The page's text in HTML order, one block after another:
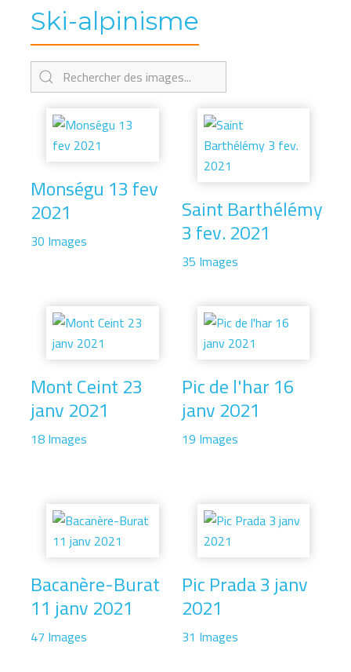
Ski-alpinisme
Monségu 13 fev
2021
30 Images
Saint Barthélémy
3 fev. 2021
35 Images
Mont Ceint 23
janv 2021
18 Images
Pic de l'har 16
janv 2021
19 Images
Bacanère-Burat
11 janv 2021
47 Images
Pic Prada 3 janv
2021
31 Images